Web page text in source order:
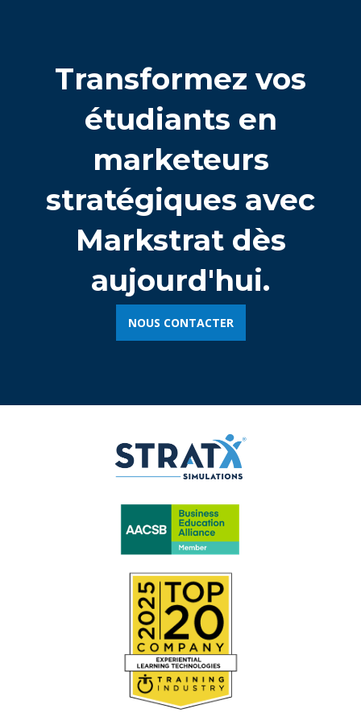
Transformez vos
étudiants en
marketeurs
stratégiques avec
Markstrat dès
aujourd'hui.
NOUS CONTACTER